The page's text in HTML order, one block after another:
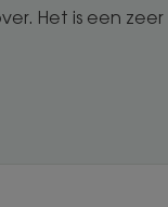
Het is een